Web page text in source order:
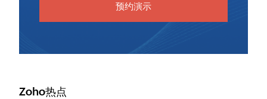
预约演示
Zoho热点